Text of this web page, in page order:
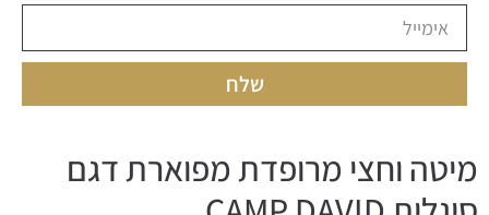
שלח
מיטה וחצי מרופדת מפוארת דגם